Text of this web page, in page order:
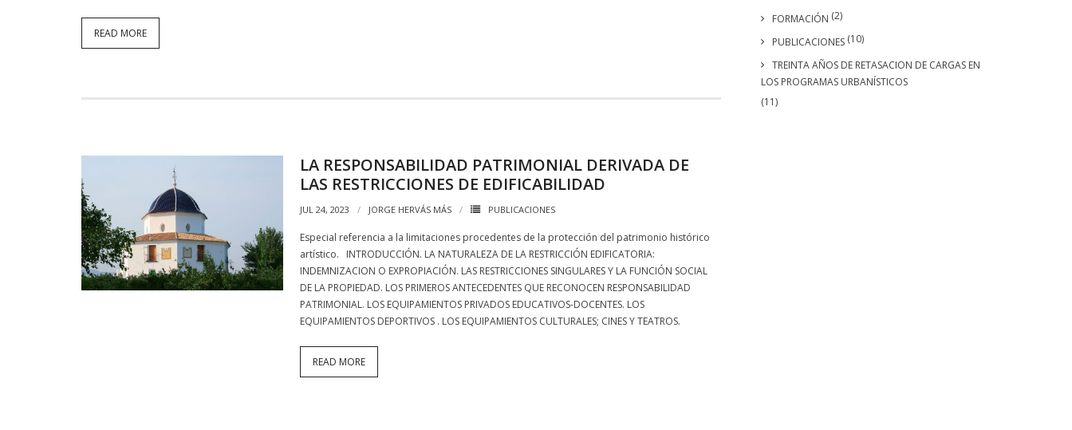
READ MORE
LA RESPONSABILIDAD PATRIMONIAL DERIVADA DE
LAS RESTRICCIONES DE EDIFICABILIDAD
JUL 24, 2023 JORGE HERVÁS MÁS PUBLICACIONES
Especial referencia a la limitaciones procedentes de la protección del patrimonio histórico
artístico. INTRODUCCIÓN. LA NATURALEZA DE LA RESTRICCIÓN EDIFICATORIA:
INDEMNIZACION O EXPROPIACIÓN. LAS RESTRICCIONES SINGULARES Y LA FUNCIÓN SOCIAL
DE LA PROPIEDAD. LOS PRIMEROS ANTECEDENTES QUE RECONOCEN RESPONSABILIDAD
PATRIMONIAL. LOS EQUIPAMIENTOS PRIVADOS EDUCATIVOS-DOCENTES. LOS
EQUIPAMIENTOS DEPORTIVOS . LOS EQUIPAMIENTOS CULTURALES; CINES Y TEATROS.
READ MORE
FORMACIÓN (2)
PUBLICACIONES (10)
TREINTA AÑOS DE RETASACION DE CARGAS EN
LOS PROGRAMAS URBANÍSTICOS
(11)